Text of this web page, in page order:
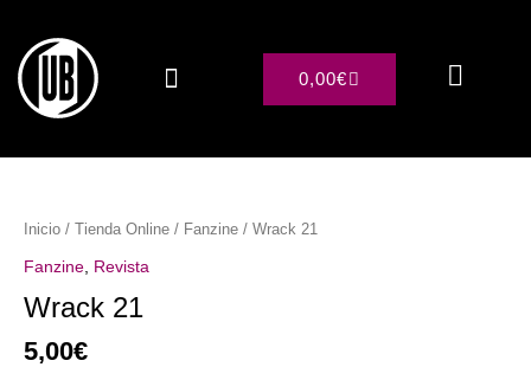
contenido
0,00€CARRITO
Inicio / Tienda Online / Fanzine / Wrack 21
Fanzine Revista
Wrack 21
5,00€
cantidad